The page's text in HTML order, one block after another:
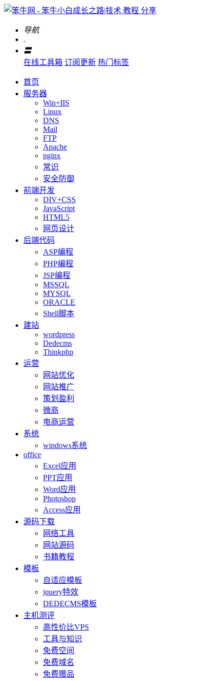
导航
.
〓
在线工具箱 订阅更新 热门标签
首页
服务器
Win+IIS
Linux
DNS
Mail
FTP
Apache
nginx
常识
安全防御
前端开发
DIV+CSS
JavaScript
HTML5
网页设计
后端代码
ASP编程
PHP编程
JSP编程
MSSQL
MYSQL
ORACLE
Shell脚本
建站
wordpress
Dedecms
Thinkphp
运营
网站优化
网站推广
策划盈利
微商
电商运营
系统
windows系统
office
Excel应用
PPT应用
Word应用
Photoshop
Access应用
源码下载
网络工具
网站源码
书籍教程
模板
自适应模板
jquery特效
DEDECMS模板
主机测评
高性价比VPS
工具与知识
免费空间
免费域名
免费赠品